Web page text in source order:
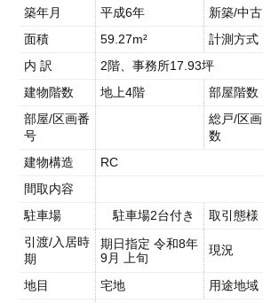
築年月
平成6年
新築/中古
面積
59.27m²
計測方式
内 訳
2階、事務所17.93坪
建物階数
地上4階 部屋階数
部屋/区画番
号
総戸/区画
数
建物構造
RC
間取内容
駐車場
駐車場2台付き
取引態様
引渡/入居時
期
期日指定 令和8年
9月 上旬
現況
地目 宅地 用途地域